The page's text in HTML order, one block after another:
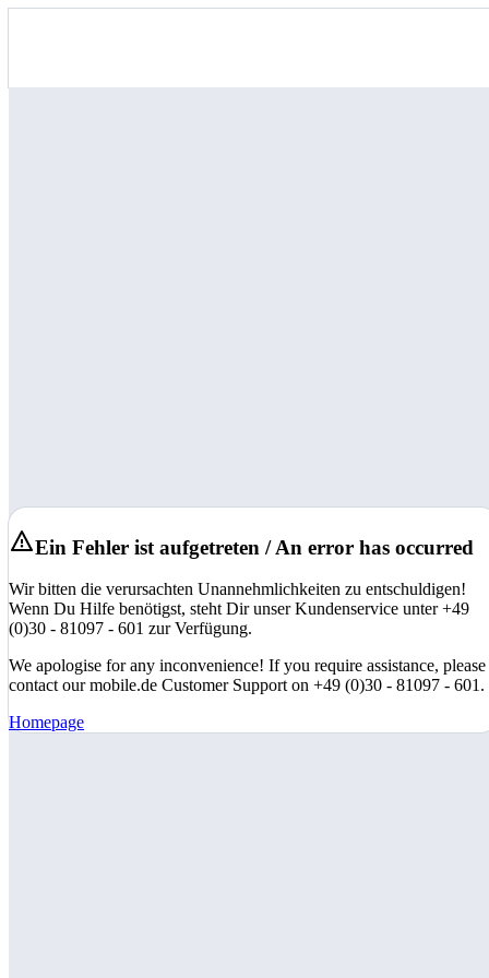
Ein Fehler ist aufgetreten / An error has occurred
Wir bitten die verursachten Unannehmlichkeiten zu entschuldigen!
Wenn Du Hilfe benötigst, steht Dir unser Kundenservice unter +49
(0)30 - 81097 - 601 zur Verfügung.
We apologise for any inconvenience! If you require assistance, please
contact our mobile.de Customer Support on +49 (0)30 - 81097 - 601.
Homepage